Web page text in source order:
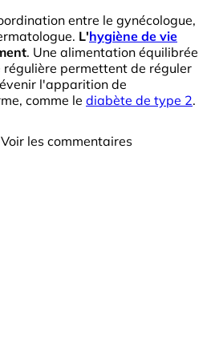
entre le gynécologue,
L'hygiène de vie
. Une alimentation équilibrée
permettent de réguler
l'apparition de
comme le diabète de type 2.
WhatsApp
Voir les commentaires